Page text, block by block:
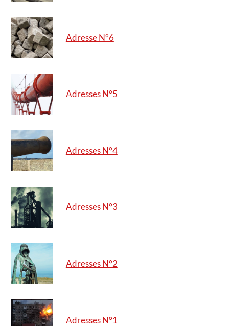
Adresse N°6
Adresses N°5
Adresses N°4
Adresses N°3
Adresses N°2
Adresses N°1